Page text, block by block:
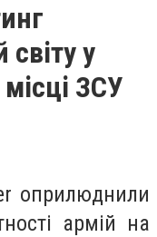
у
ЗСУ
оприлюднили
армій на